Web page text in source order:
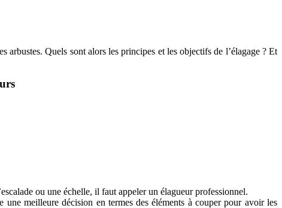
arbustes. Quels sont alors les principes et les objectifs de l’élagage ? Et
ou une échelle, il faut appeler un élagueur professionnel.
meilleure décision en termes des éléments à couper pour avoir les